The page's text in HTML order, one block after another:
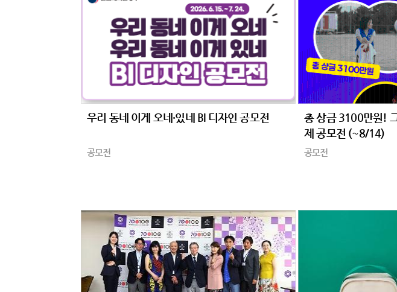
우리 동네 이게 오네·있네 BI 디자인 공모전
공모전
총 상금 3100만원! 그린이니셔티브 60초 영화
제 공모전 (~8/14)
공모전